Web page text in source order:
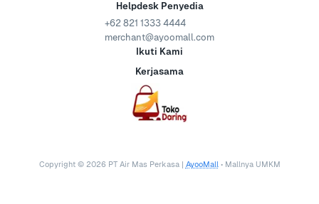
Helpdesk Penyedia
+62 821 1333 4444
merchant@ayoomall.com
Ikuti Kami
Kerjasama
Copyright © 2026 PT Air Mas Perkasa | AyooMall • Mallnya UMKM